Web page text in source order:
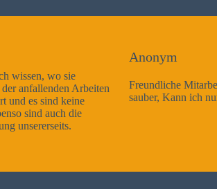
Freundliche Mitarbeiter, Arbeitsausführung
sauber, Kann ich nur weiterempfehlen